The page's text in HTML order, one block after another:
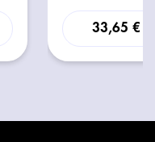
33,65 €